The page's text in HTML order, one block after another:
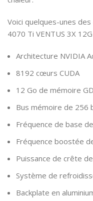
Voici quelques-unes
4070 Ti VENTUS 3X 12G
Architecture NVIDIA
8192 cœurs CUDA
12 Go de mémoire
Bus mémoire de 256
Fréquence de base
Fréquence boostée
Puissance de crête
Système de
Backplate en